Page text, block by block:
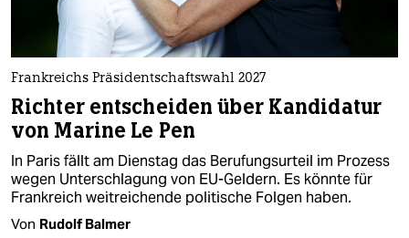
Frankreichs Präsidentschaftswahl 2027
Richter entscheiden über Kandidatur
von Marine Le Pen
In Paris fällt am Dienstag das Berufungsurteil im Prozess
wegen Unterschlagung von EU-Geldern. Es könnte für
Frankreich weitreichende politische Folgen haben.
Von Rudolf Balmer